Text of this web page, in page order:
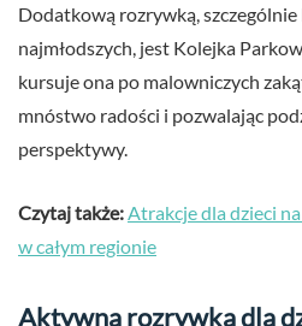
Dodatkową rozrywką,
najmłodszych, jest Kolejka
kursuje ona po malowniczych
mnóstwo radości i pozwalając
perspektywy.
Czytaj także: Atrakcje dla dzieci
w całym regionie
Aktywna rozrywka dla